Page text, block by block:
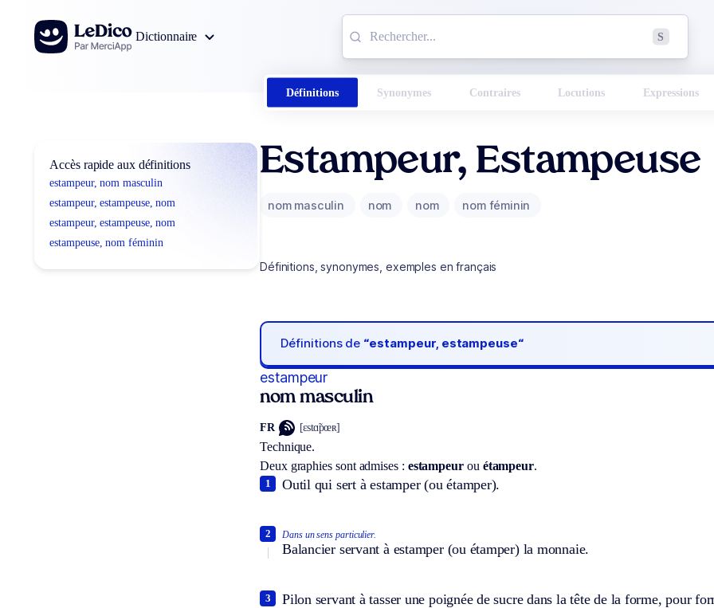
Aller au contenu
Dictionnaire
S
Définitions Synonymes Contraires Locutions Expressions
Accès rapide aux définitions
estampeur, nom masculin
estampeur, estampeuse, nom
estampeur, estampeuse, nom
estampeuse, nom féminin
Estampeur, Estampeuse
nom masculin nom nom nom féminin
Définitions, synonymes, exemples en français
Définitions de “estampeur, estampeuse“
estampeur
nom masculin
FR [ɛstɑ̃pœʀ]
Technique.
Deux graphies sont admises : estampeur ou étampeur.
Outil qui sert à estamper (ou étamper).
1
Dans un sens particulier.
Balancier servant à estamper (ou étamper) la monnaie.
2
Pilon servant à tasser une poignée de sucre dans la tête de la forme, pour
3